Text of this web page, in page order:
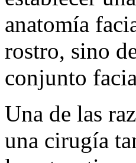
anatomía
rostro, sino
conjunto
Una de las
una cirugía